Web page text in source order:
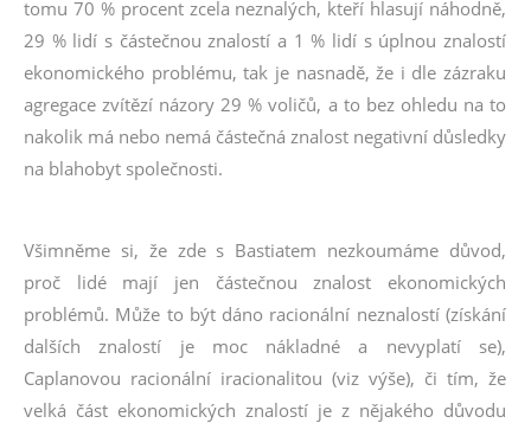
tomu 70 % procent zcela neznalých, kteří hlasují náhodně,
29 % lidí s částečnou znalostí a 1 % lidí s úplnou znalostí
ekonomického problému, tak je nasnadě, že i dle zázraku
agregace zvítězí názory 29 % voličů, a to bez ohledu na to
nakolik má nebo nemá částečná znalost negativní důsledky
na blahobyt společnosti.
Všimněme si, že zde s Bastiatem nezkoumáme důvod,
proč lidé mají jen částečnou znalost ekonomických
problémů. Může to být dáno racionální neznalostí (získání
dalších znalostí je moc nákladné a nevyplatí se),
Caplanovou racionální iracionalitou (viz výše), či tím, že
velká část ekonomických znalostí je z nějakého důvodu